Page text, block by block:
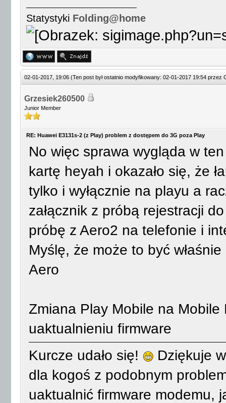
Statystyki Folding@home
02-01-2017, 19:06 (Ten post był ostatnio modyfikowany: 02-01-2017 19:54 przez
Grzesiek260500
Junior Member
RE: Huawei E3131s-2 (z Play) problem z dostępem do 3G poza Play
No więc sprawa wygląda w
kartę heyah i okazało się, że
tylko i wyłącznie na playu a
załącznik z próbą rejestracji
próbę z Aero2 na telefonie i
Myślę, że może to być
Aero
Zmiana Play Mobile na
uaktualnieniu firmware
Kurcze udało się!
Dziękuje
dla kogoś z podobnym
uaktualnić firmware modemu,